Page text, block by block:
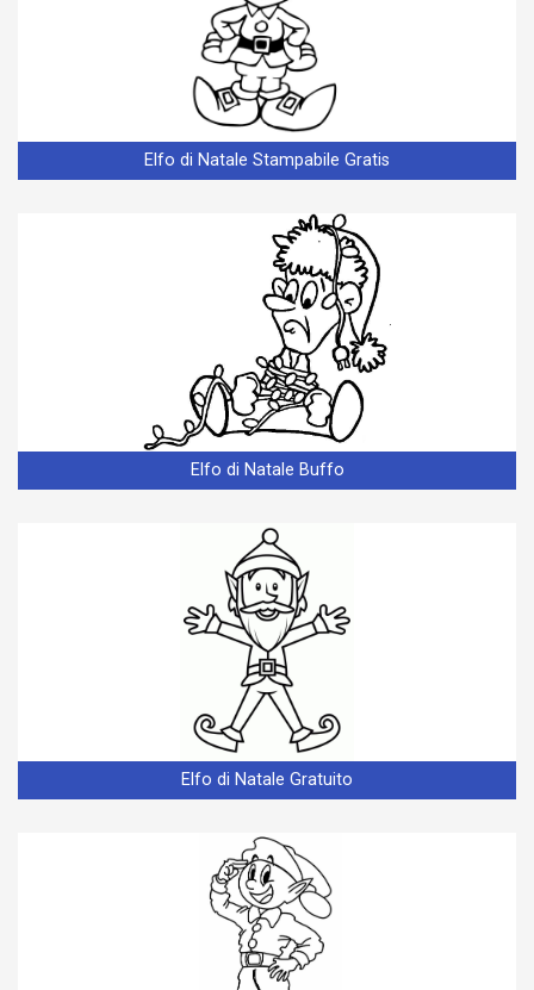
Elfo di Natale Stampabile Gratis
Elfo di Natale Buffo
Elfo di Natale Gratuito